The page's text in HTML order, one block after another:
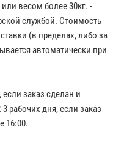
весом более 30кг. -
службой. Стоимость
(в пределах, либо за
автоматически при
если заказ сделан и
рабочих дня, если заказ
16:00.